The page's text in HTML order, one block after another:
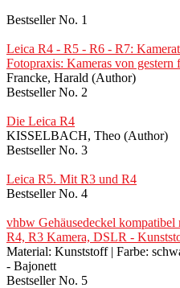
Bestseller No. 1
Leica R4 - R5 - R6 - R7:
Fotopraxis: Kameras von
Francke, Harald (Author)
Bestseller No. 2
Die Leica R4
KISSELBACH, Theo (Author)
Bestseller No. 3
Leica R5. Mit R3 und R4
Bestseller No. 4
vhbw Gehäusedeckel
R4, R3 Kamera, DSLR -
Material: Kunststoff | Farbe:
- Bajonett
Bestseller No. 5